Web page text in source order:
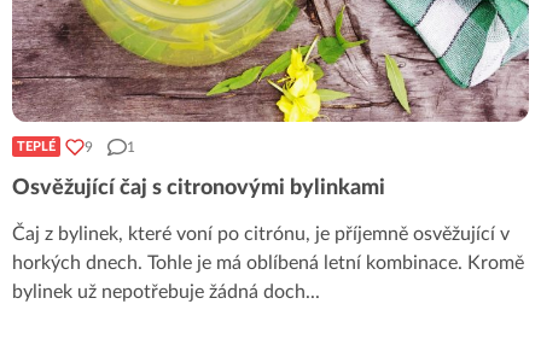
TEPLÉ 9 1
Osvěžující čaj s citronovými bylinkami
Čaj z bylinek, které voní po citrónu, je příjemně osvěžující v
horkých dnech. Tohle je má oblíbená letní kombinace. Kromě
bylinek už nepotřebuje žádná doch...